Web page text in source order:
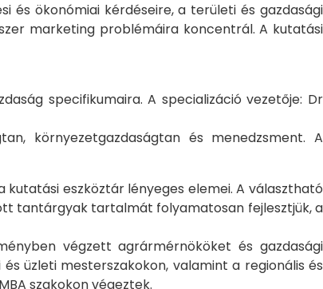
és ökonómiai kérdéseire, a területi és gazdasági
marketing problémáira koncentrál. A kutatási
specifikumaira. A specializáció vezetője: Dr
környezetgazdaságtan és menedzsment. A
eszköztár lényeges elemei. A választható
tantárgyak tartalmát folyamatosan fejlesztjük, a
végzett agrármérnököket és gazdasági
üzleti mesterszakokon, valamint a regionális és
szakokon végeztek.